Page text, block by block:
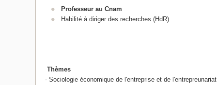
Professeur au Cnam
Habilité à diriger des recherches (HdR)
Thèmes
- Sociologie économique de l'entreprise et de l'entrepreunariat